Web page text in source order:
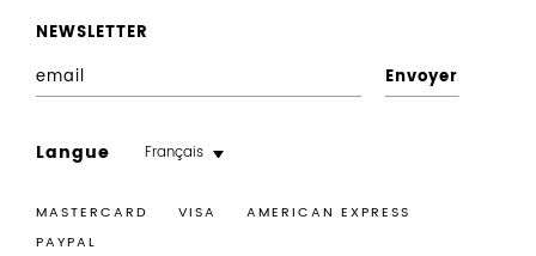
NEWSLETTER
n
Langue Français
MASTERCARD VISA AMERICAN EXPRESS
PAYPAL